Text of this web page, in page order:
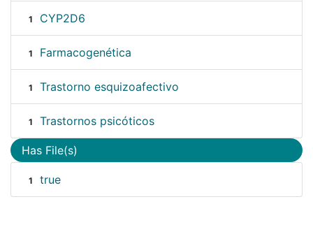
1 CYP2D6
1 Farmacogenética
1 Trastorno esquizoafectivo
1 Trastornos psicóticos
Has File(s)
1 true